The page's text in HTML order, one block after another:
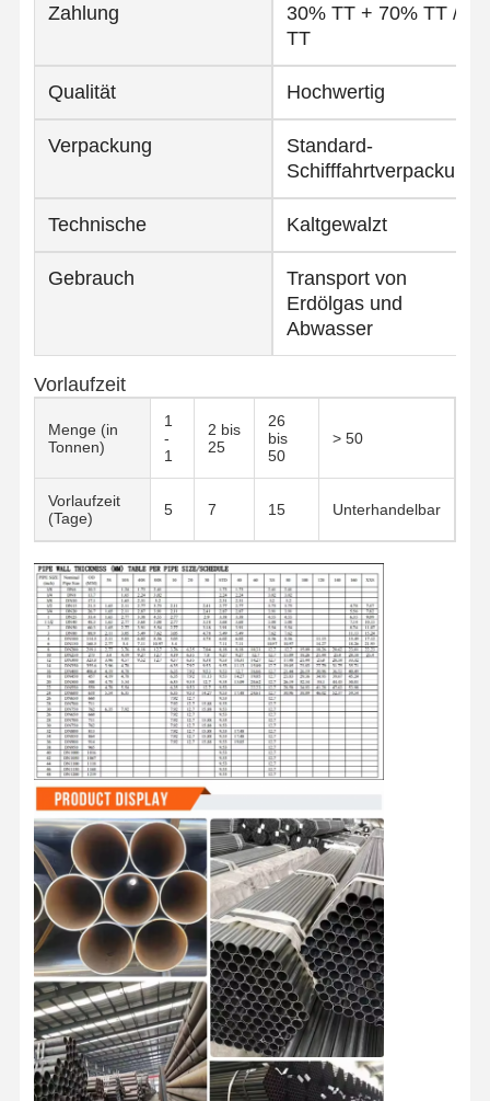
Zahlung
30% TT + 70% TT /
TT
Qualität Hochwertig
Verpackung
Standard-
Schifffahrtverpackung
Technische Kaltgewalzt
Gebrauch
Transport von
Erdölgas und
Abwasser
Vorlaufzeit
Menge (in
Tonnen)
1
-
1
2 bis
25
26
bis
50
> 50
Vorlaufzeit
(Tage)
5 7 15 Unterhandelbar